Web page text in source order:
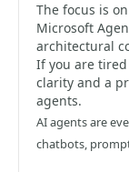
The focus is
Microsoft
architectural
If you are
clarity and a
agents.
AI agents are
chatbots,